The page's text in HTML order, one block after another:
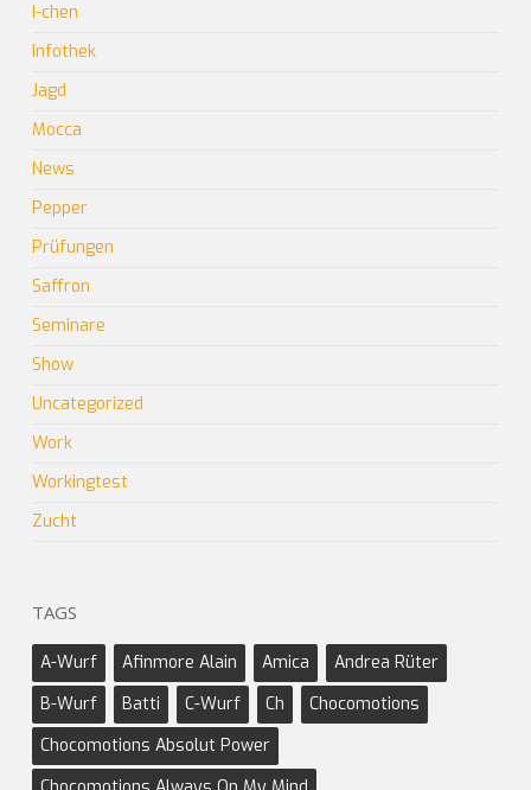
I-chen
Infothek
Jagd
Mocca
News
Pepper
Prüfungen
Saffron
Seminare
Show
Uncategorized
Work
Workingtest
Zucht
TAGS
A-Wurf Afinmore Alain Amica
Andrea Rüter
B-Wurf
Batti C-Wurf Ch
Chocomotions
Chocomotions Absolut Power